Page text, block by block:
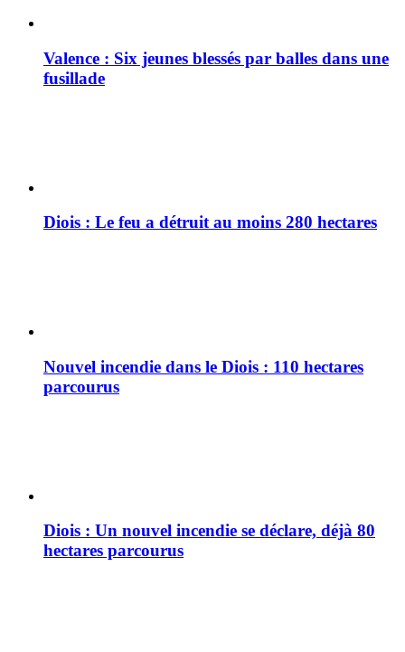
Valence : Six jeunes blessés par balles dans une
fusillade
Diois : Le feu a détruit au moins 280 hectares
Nouvel incendie dans le Diois : 110 hectares
parcourus
Diois : Un nouvel incendie se déclare, déjà 80
hectares parcourus